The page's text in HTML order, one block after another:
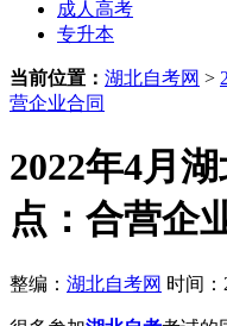
成人高考
专升本
当前位置： 湖北自考网 >
营企业合同
2022年4月
点：合营企
整编： 湖北自考网 时间：